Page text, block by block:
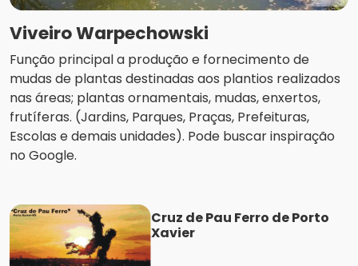
Viveiro Warpechowski
Função principal a produção e fornecimento de
mudas de plantas destinadas aos plantios realizados
nas áreas; plantas ornamentais, mudas, enxertos,
frutíferas. (Jardins, Parques, Praças, Prefeituras,
Escolas e demais unidades). Pode buscar inspiração
no Google.
Cruz de Pau Ferro de Porto
Xavier